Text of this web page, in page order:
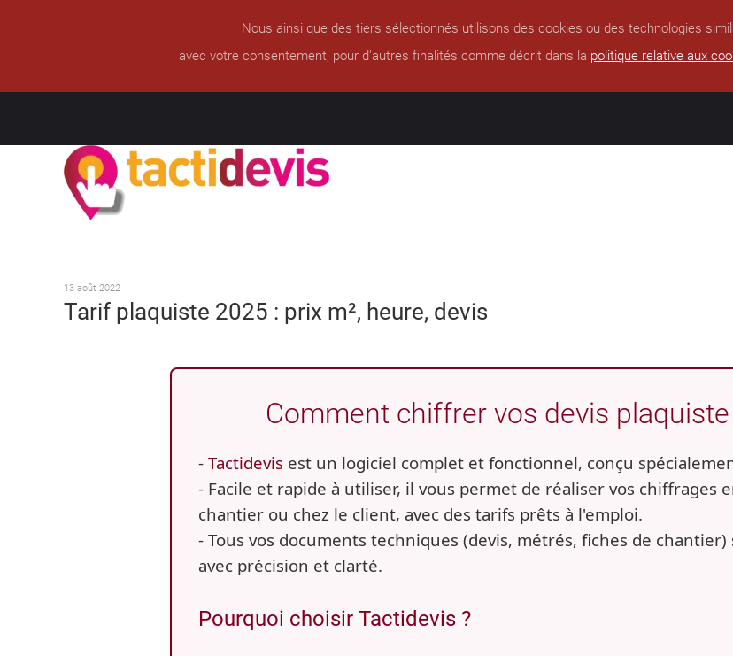
Nous ainsi que des tiers sélectionnés utilisons des cookies ou des technologies
avec votre consentement, pour d'autres finalités comme décrit dans la politique relative aux
13 août 2022
Tarif plaquiste 2025 : prix m², heure, devis
Comment chiffrer vos devis
- Tactidevis est un logiciel complet et fonctionnel, conçu
- Facile et rapide à utiliser, il vous permet de réaliser vos chiffrages
chantier ou chez le client, avec des tarifs prêts à l'emploi.
- Tous vos documents techniques (devis, métrés, fiches de
avec précision et clarté.
Pourquoi choisir Tactidevis ?